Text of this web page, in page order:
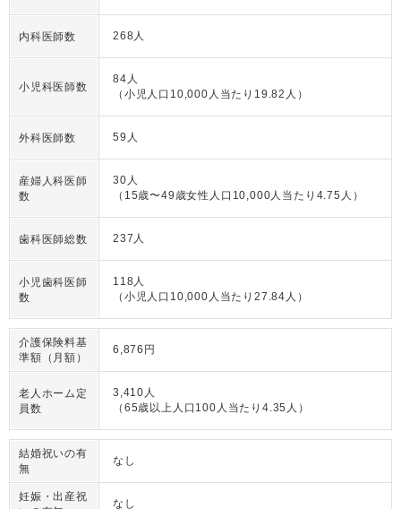
内科医師数 268人
小児科医師数
84人
（小児人口10,000人当たり19.82人）
外科医師数 59人
産婦人科医師
数
30人
（15歳〜49歳女性人口10,000人当たり4.75人）
歯科医師総数 237人
小児歯科医師
数
118人
（小児人口10,000人当たり27.84人）
介護保険料基
準額（月額）
6,876円
老人ホーム定
員数
3,410人
（65歳以上人口100人当たり4.35人）
結婚祝いの有
無
なし
妊娠・出産祝
なし